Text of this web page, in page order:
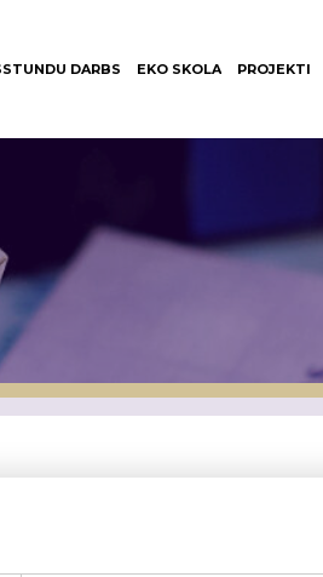
DARBS EKO SKOLA PROJEKTI